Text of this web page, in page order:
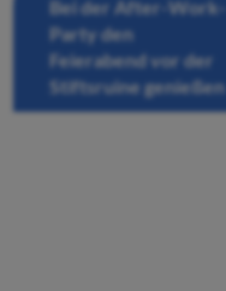
Bei der After-Work-
Party den
Feierabend vor der
Stiftsruine genießen